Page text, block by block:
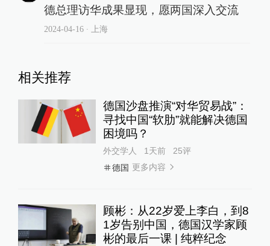
德总理访华成果显现，愿两国深入交流
2024-04-16∙ 上海
相关推荐
德国沙盘推演“对华贸易战”：
寻找中国“软肋”就能解决德国
困境吗？
外交学人 1天前 25评
德国 更多内容
顾彬：从22岁爱上李白，到8
1岁告别中国，德国汉学家顾
彬的最后一课 | 纯粹纪念